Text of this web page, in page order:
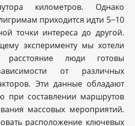
километров. Однако
приходится идти 5−10
точки интереса до другой.
эксперименту мы хотели
расстояние люди готовы
от различных
Эти данные обладают
при составлении маршрутов
массовых мероприятий.
расположение ключевых